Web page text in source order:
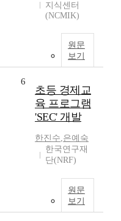
지식센터
(NCMIK)
원문
보기
6
초등 경제교
육 프로그램
'SEC' 개발
한진수,은예숙
한국연구재
단(NRF)
원문
보기